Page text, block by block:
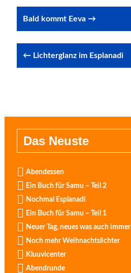
Post
navigation
Bald kommt Eeva →
← Lichterglanz im Esplanadi
Das Neuste
Abendessen
Ein Buch für Samu – Teil 2
Nochmal Esplanadi
Ein Buch für Samu – Teil 1
Neuer Tag, neues was auch immer
Noch mehr Weihnachtslichter
Kluuvicenter
Abendrunde